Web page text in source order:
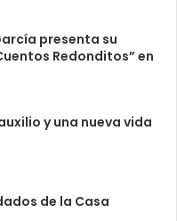
presenta su
Redonditos” en
y una nueva vida
de la Casa